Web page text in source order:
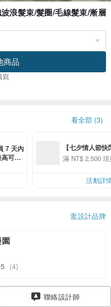
浪髮束/髮圈/毛線髮束/漸層
商品
寫
看全部 (3)
7 天內
可折
【七夕情人節
用 APP 購買任
00 現折 NT$100
滿 NT$ 2,500
活動詳
逛設計品牌
5 (4)
聯絡設計師